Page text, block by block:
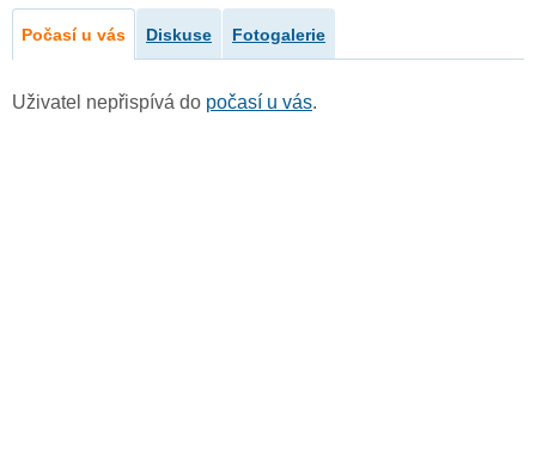
Počasí u vás Diskuse Fotogalerie
Uživatel nepřispívá do počasí u vás.